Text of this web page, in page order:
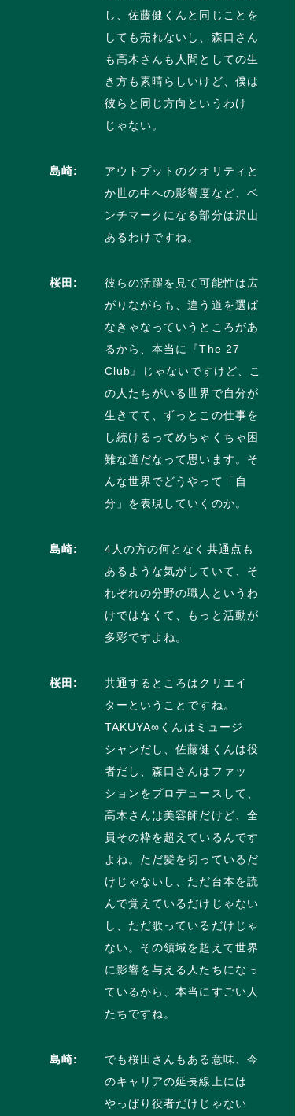
し、佐藤健くんと同じことを
しても売れないし、森口さん
も高木さんも人間としての生
き方も素晴らしいけど、僕は
彼らと同じ方向というわけ
じゃない。
島崎:
アウトプットのクオリティと
か世の中への影響度など、ベ
ンチマークになる部分は沢山
あるわけですね。
桜田:
彼らの活躍を見て可能性は広
がりながらも、違う道を選ば
なきゃなっていうところがあ
るから、本当に『The 27
Club』じゃないですけど、こ
の人たちがいる世界で自分が
生きてて、ずっとこの仕事を
し続けるってめちゃくちゃ困
難な道だなって思います。そ
んな世界でどうやって「自
分」を表現していくのか。
島崎:
4人の方の何となく共通点も
あるような気がしていて、そ
れぞれの分野の職人というわ
けではなくて、もっと活動が
多彩ですよね。
桜田:
共通するところはクリエイ
ターということですね。
TAKUYA∞くんはミュージ
シャンだし、佐藤健くんは役
者だし、森口さんはファッ
ションをプロデュースして、
高木さんは美容師だけど、全
員その枠を超えているんです
よね。ただ髪を切っているだ
けじゃないし、ただ台本を読
んで覚えているだけじゃない
し、ただ歌っているだけじゃ
ない。その領域を超えて世界
に影響を与える人たちになっ
ているから、本当にすごい人
たちですね。
島崎:
でも桜田さんもある意味、今
のキャリアの延長線上には
やっぱり役者だけじゃない